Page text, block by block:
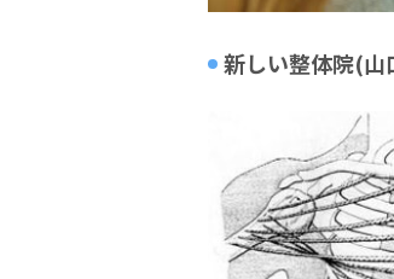
新しい整体院(山